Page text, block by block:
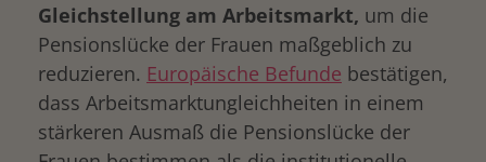
Gleichstellung am Arbeitsmarkt, um die
Pensionslücke der Frauen maßgeblich zu
reduzieren. Europäische Befunde bestätigen,
dass Arbeitsmarktungleichheiten in einem
stärkeren Ausmaß die Pensionslücke der